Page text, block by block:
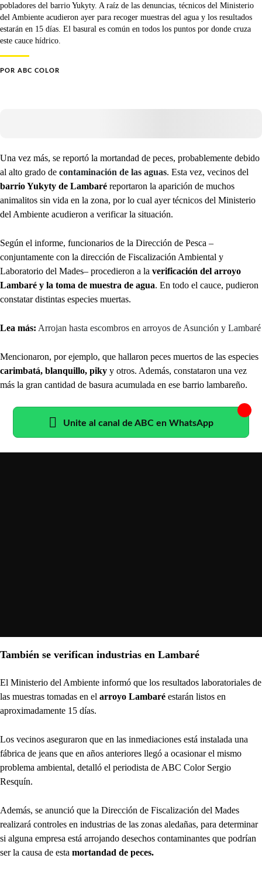
pobladores del barrio Yukyty. A raíz de las denuncias, técnicos del Ministerio
del Ambiente acudieron ayer para recoger muestras del agua y los resultados
estarán en 15 días. El basural es común en todos los puntos por donde cruza
este cauce hídrico.
POR ABC COLOR
Una vez más, se reportó la mortandad de peces, probablemente debido
al alto grado de contaminación de las aguas. Esta vez, vecinos del
barrio Yukyty de Lambaré reportaron la aparición de muchos
animalitos sin vida en la zona, por lo cual ayer técnicos del Ministerio
del Ambiente acudieron a verificar la situación.
Según el informe, funcionarios de la Dirección de Pesca –
conjuntamente con la dirección de Fiscalización Ambiental y
Laboratorio del Mades– procedieron a la verificación del arroyo
Lambaré y la toma de muestra de agua. En todo el cauce, pudieron
constatar distintas especies muertas.
Lea más: Arrojan hasta escombros en arroyos de Asunción y Lambaré
Mencionaron, por ejemplo, que hallaron peces muertos de las especies
carimbatá, blanquillo, piky y otros. Además, constataron una vez
más la gran cantidad de basura acumulada en ese barrio lambareño.
Unite al canal de ABC en WhatsApp
También se verifican industrias en Lambaré
El Ministerio del Ambiente informó que los resultados laboratoriales de
las muestras tomadas en el arroyo Lambaré estarán listos en
aproximadamente 15 días.
Los vecinos aseguraron que en las inmediaciones está instalada una
fábrica de jeans que en años anteriores llegó a ocasionar el mismo
problema ambiental, detalló el periodista de ABC Color Sergio
Resquín.
Además, se anunció que la Dirección de Fiscalización del Mades
realizará controles en industrias de las zonas aledañas, para determinar
si alguna empresa está arrojando desechos contaminantes que podrían
ser la causa de esta mortandad de peces.